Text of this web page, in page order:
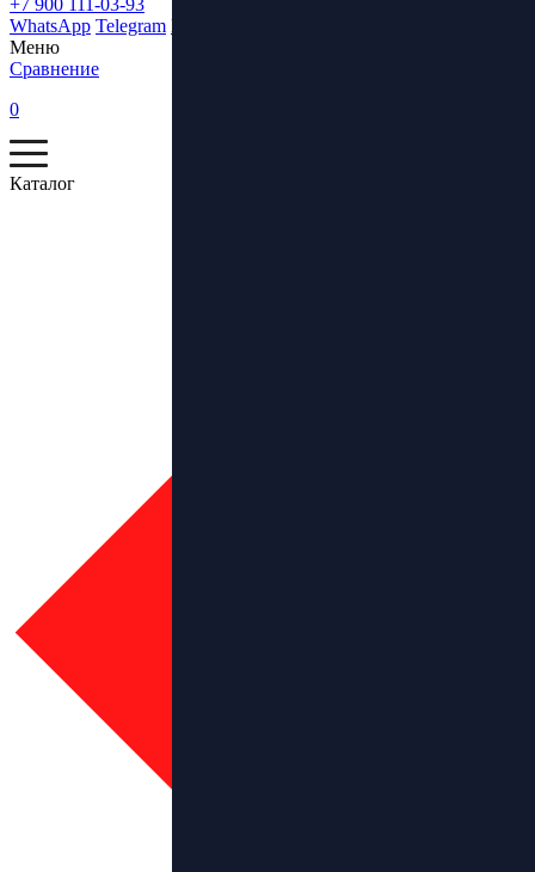
+7 900 111-03-93
WhatsApp Telegram ВКонтакте
Меню
Сравнение
0
Каталог